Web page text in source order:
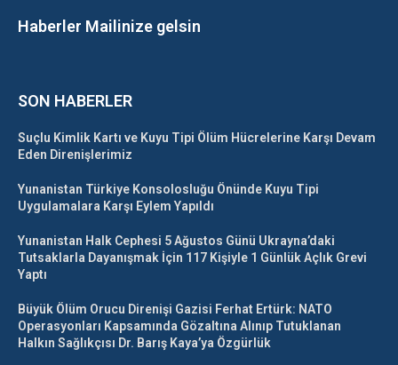
Haberler Mailinize gelsin
SON HABERLER
Suçlu Kimlik Kartı ve Kuyu Tipi Ölüm Hücrelerine Karşı Devam
Eden Direnişlerimiz
Yunanistan Türkiye Konsolosluğu Önünde Kuyu Tipi
Uygulamalara Karşı Eylem Yapıldı
Yunanistan Halk Cephesi 5 Ağustos Günü Ukrayna’daki
Tutsaklarla Dayanışmak İçin 117 Kişiyle 1 Günlük Açlık Grevi
Yaptı
Büyük Ölüm Orucu Direnişi Gazisi Ferhat Ertürk: NATO
Operasyonları Kapsamında Gözaltına Alınıp Tutuklanan
Halkın Sağlıkçısı Dr. Barış Kaya’ya Özgürlük